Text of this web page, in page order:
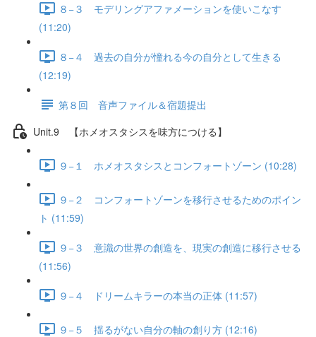
８−３ モデリングアファメーションを使いこなす
(11:20)
８−４ 過去の自分が憧れる今の自分として生きる
(12:19)
第８回 音声ファイル＆宿題提出
Unit.9 【ホメオスタシスを味方につける】
９−１ ホメオスタシスとコンフォートゾーン (10:28)
９−２ コンフォートゾーンを移行させるためのポイン
ト (11:59)
９−３ 意識の世界の創造を、現実の創造に移行させる
(11:56)
９−４ ドリームキラーの本当の正体 (11:57)
９−５ 揺るがない自分の軸の創り方 (12:16)